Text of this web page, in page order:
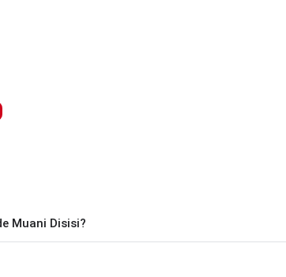
Muani Disisi?
oleh pemula maupun gitaris yang ingin belajar